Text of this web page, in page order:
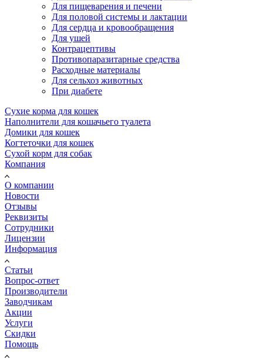
Для пищеварения и печени
Для половой системы и лактации
Для сердца и кровообращения
Для ушей
Контрацептивы
Противопаразитарные средства
Расходные материалы
Для сельхоз животных
При диабете
Сухие корма для кошек
Наполнители для кошачьего туалета
Домики для кошек
Когтеточки для кошек
Сухой корм для собак
Компания
О компании
Новости
Отзывы
Реквизиты
Сотрудники
Лицензии
Информация
Статьи
Вопрос-ответ
Производители
Заводчикам
Акции
Услуги
Скидки
Помощь